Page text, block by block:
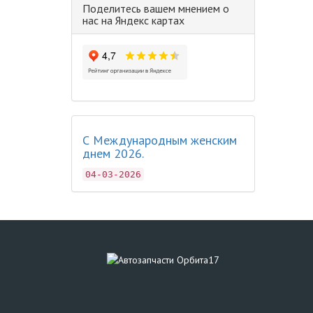
Поделитесь вашем мнением о
нас на Яндекс картах
С Международным женским
днем 2026.
04-03-2026